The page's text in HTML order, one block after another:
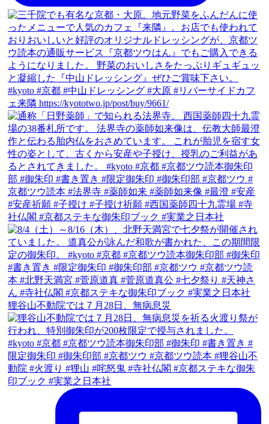
狸谷山不動院では７月28日、無病息災